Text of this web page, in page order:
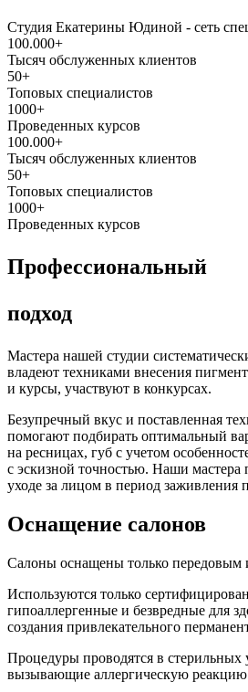
Студия Екатерины Юдиной - сеть
100.000+
Тысяч обслуженных клиентов
50+
Топовых специалистов
1000+
Проведенных курсов
100.000+
Тысяч обслуженных клиентов
50+
Топовых специалистов
1000+
Проведенных курсов
Профессиональный
подход
Мастера нашей студии
владеют техниками внесения
и курсы, участвуют в конкурсах.
Безупречный вкус и поставленная
помогают подбирать оптимальный
на ресницах, губ с учетом
с эскизной точностью. Наши
уходе за лицом в период заживления
Оснащение салонов
Салоны оснащены только передовым
Используются только
гипоаллергенные и безвредные для
создания привлекательного
Процедуры проводятся в стерильных
вызывающие аллергическую